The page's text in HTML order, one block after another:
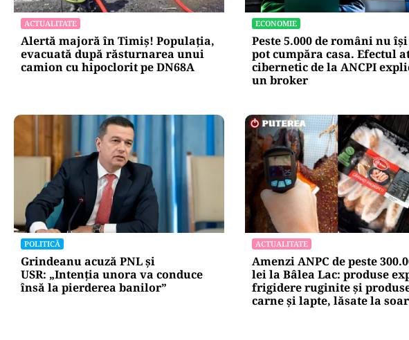
ACTUALITATE
Alertă majoră în Timiș! Populația,
evacuată după răsturnarea unui
camion cu hipoclorit pe DN68A
ECONOMIE
Peste 5.000 de români nu
pot cumpăra casa. Efectul
cibernetic de la ANCPI
un broker
POLITICĂ
Grindeanu acuză PNL și
USR: „Intenția unora va conduce
însă la pierderea banilor”
ACTUALITATE
Amenzi ANPC de peste
lei la Bâlea Lac: produse
frigidere ruginite și
carne și lapte, lăsate la